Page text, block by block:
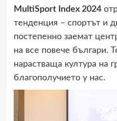
MultiSport Index 2024
тенденция – спортът и
постепенно заемат
на все повече българи.
нарастваща култура на
благополучието у нас.